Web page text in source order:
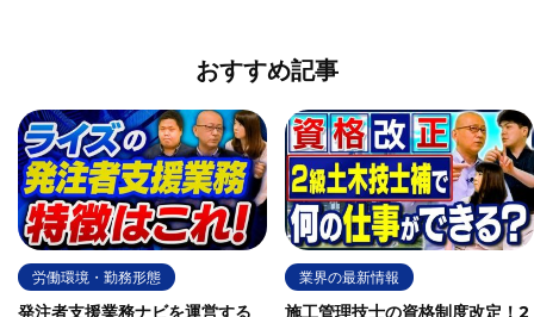
おすすめ記事
労働環境・勤務形態
発注者支援業務ナビを運営する
業界の最新情報
施工管理技士の資格制度改定！2